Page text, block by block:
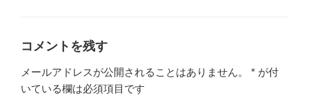
コメントを残す
メールアドレスが公開されることはありません。 * が付
いている欄は必須項目です